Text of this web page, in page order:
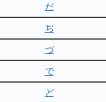
だ
ぢ
づ
で
ど